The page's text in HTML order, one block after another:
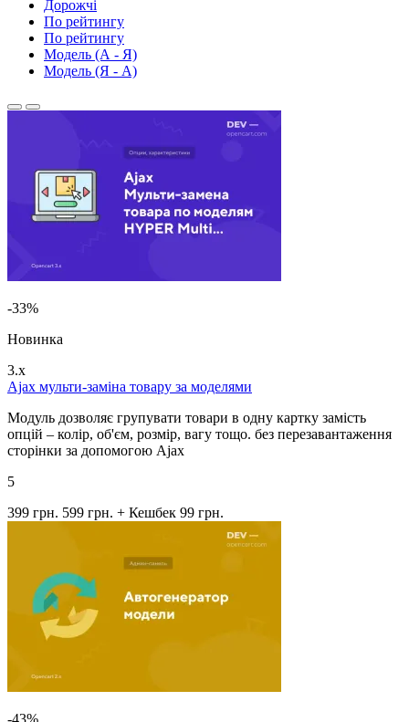
Дорожчі
По рейтингу
По рейтингу
Модель (А - Я)
Модель (Я - А)
-33%
Новинка
3.x
Ajax мульти-заміна товару за моделями
Модуль дозволяє групувати товари в одну картку замість
опцій – колір, об'єм, розмір, вагу тощо. без перезавантаження
сторінки за допомогою Ajax
5
399 грн. 599 грн. + Кешбек 99 грн.